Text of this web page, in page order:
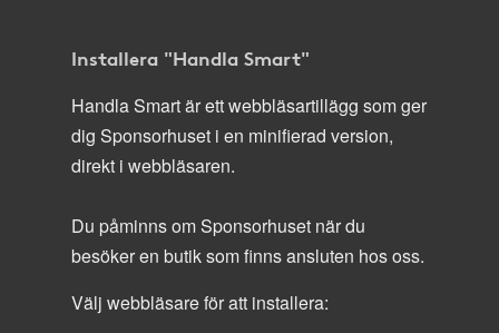
Installera "Handla Smart"
Handla Smart är ett webbläsartillägg som ger
dig Sponsorhuset i en minifierad version,
direkt i webbläsaren.
Du påminns om Sponsorhuset när du
besöker en butik som finns ansluten hos oss.
Välj webbläsare för att installera: